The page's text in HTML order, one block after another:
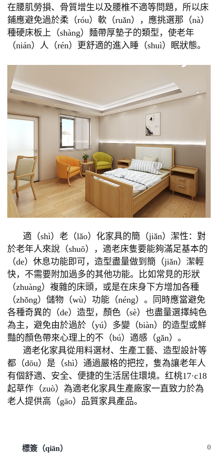
在腰肌勞損、骨質增生以及腰椎不適等問題，所以床
鋪應避免過於柔（róu）軟（ruǎn），應挑選那（nà）
種硬床板上（shàng）麵帶厚墊子的類型，使老年
（nián）人（rén）更舒適的進入睡（shuì）眠狀態。
適（shì）老（lǎo）化家具的簡（jiǎn）潔性：對
於老年人來說（shuō），適老床隻要能夠滿足基本的
（de）休息功能即可，造型盡量做到簡（jiǎn）潔輕
快，不需要附加過多的其他功能。比如常見的形狀
（zhuàng）複雜的床頭，或是在床身下方增加各種
（zhǒng）儲物（wù）功能（néng）。同時應當避免
各種奇異的（de）造型，顏色（sè）也盡量選擇純色
為主，避免由於過於（yú）多變（biàn）的造型或鮮
豔的顏色帶來心理上的不（bú）適感（gǎn）。
適老化家具從用料選材、生產工藝、造型設計等
都（dōu）是（shì）通過嚴格的把控，隻為讓老年人
有個舒適、安全、便捷的生活居住環境。红桃17·c18
起草作（zuò）為適老化家具生產廠家一直致力於為
老人提供高（gāo）品質家具產品。
標簽（qiān） 0